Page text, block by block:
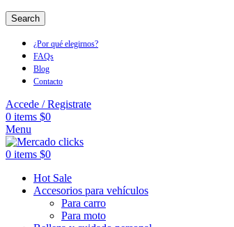
Search
¿Por qué elegirnos?
FAQs
Blog
Contacto
Accede / Registrate
0 items $0
Menu
0 items $0
Hot Sale
Accesorios para vehículos
Para carro
Para moto